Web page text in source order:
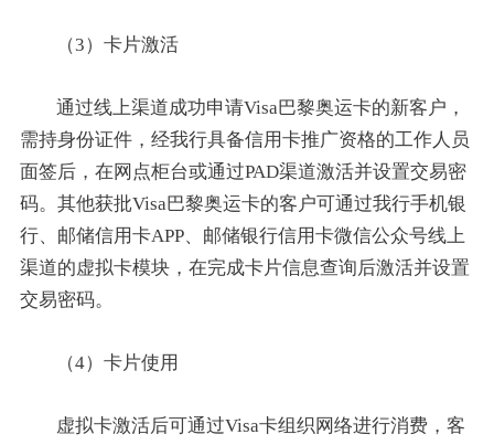
（3）卡片激活
通过线上渠道成功申请Visa巴黎奥运卡的新客户，
需持身份证件，经我行具备信用卡推广资格的工作人员
面签后，在网点柜台或通过PAD渠道激活并设置交易密
码。其他获批Visa巴黎奥运卡的客户可通过我行手机银
行、邮储信用卡APP、邮储银行信用卡微信公众号线上
渠道的虚拟卡模块，在完成卡片信息查询后激活并设置
交易密码。
（4）卡片使用
虚拟卡激活后可通过Visa卡组织网络进行消费，客